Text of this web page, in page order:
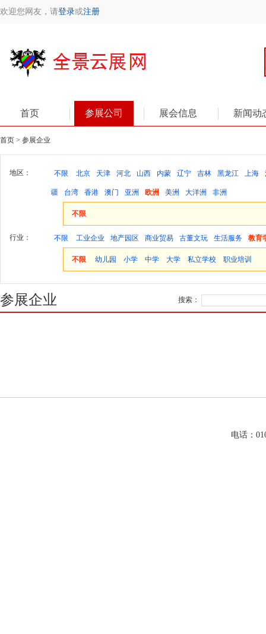
欢迎您网友，请登录或注册
首页 参展公司 展会信息 新闻动
首页 > 参展企业
地区： 不限 北京 天津 河北 山西 内蒙 辽宁 吉林 黑龙江 上海
疆 台湾 香港 澳门 亚洲 欧洲 美洲 大洋洲 非洲
不限
行业： 不限 工业企业 地产园区 商业贸易 古董文玩 生活服务 教育
不限 幼儿园 小学 中学 大学 私立学校 职业培训
参展企业 搜索：
电话：